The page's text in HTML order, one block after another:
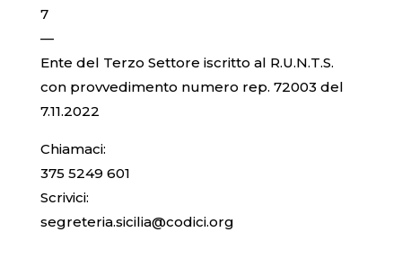
7
—
Ente del Terzo Settore iscritto al R.U.N.T.S.
con provvedimento numero rep. 72003 del
7.11.2022
Chiamaci:
375 5249 601
Scrivici:
segreteria.sicilia@codici.org